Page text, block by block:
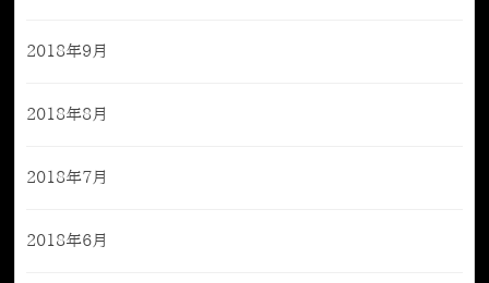
2018年9月
2018年8月
2018年7月
2018年6月